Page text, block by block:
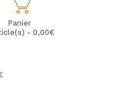
Panier
- 0,00€